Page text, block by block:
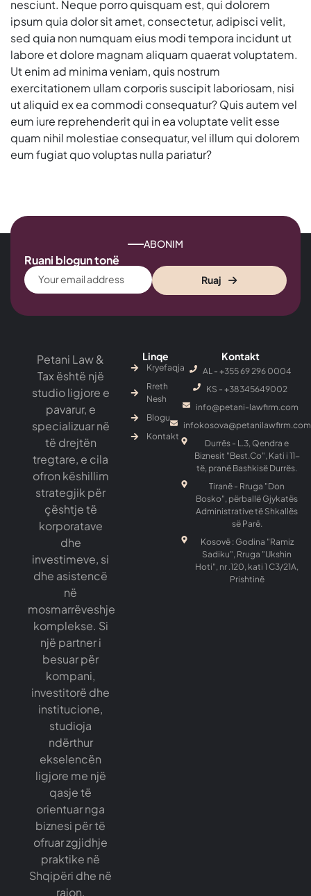
nesciunt. Neque porro quisquam est, qui dolorem
ipsum quia dolor sit amet, consectetur, adipisci velit,
sed quia non numquam eius modi tempora incidunt ut
labore et dolore magnam aliquam quaerat voluptatem.
Ut enim ad minima veniam, quis nostrum
exercitationem ullam corporis suscipit laboriosam, nisi
ut aliquid ex ea commodi consequatur? Quis autem vel
eum iure reprehenderit qui in ea voluptate velit esse
quam nihil molestiae consequatur, vel illum qui dolorem
eum fugiat quo voluptas nulla pariatur?
ABONIM
Ruani blogun tonë
Ruaj
Petani Law &
Tax është një
studio ligjore e
pavarur, e
specializuar në
të drejtën
tregtare, e cila
ofron këshillim
strategjik për
çështje të
korporatave
dhe
investimeve, si
dhe asistencë
në
mosmarrëveshje
komplekse. Si
një partner i
besuar për
kompani,
investitorë dhe
institucione,
studioja
ndërthur
ekselencën
ligjore me një
qasje të
orientuar nga
biznesi për të
ofruar zgjidhje
praktike në
Shqipëri dhe në
rajon.
Linqe
Kryefaqja
Rreth
Nesh
Blogu
Kontakt
Kontakt
AL - +355 69 296 0004
KS - ‎+38345649002
info@petani-lawfirm.com
infokosova@petanilawfirm.com
Durrës - L.3, Qendra e
Biznesit "Best.Co", Kati i 11-
të, pranë Bashkisë Durrës.
Tiranë - Rruga "Don
Bosko", përballë Gjykatës
Administrative të Shkallës
së Parë.
Kosovë : Godina "Ramiz
Sadiku", Rruga "Ukshin
Hoti", nr .120, kati 1 C3/21A,
Prishtinë